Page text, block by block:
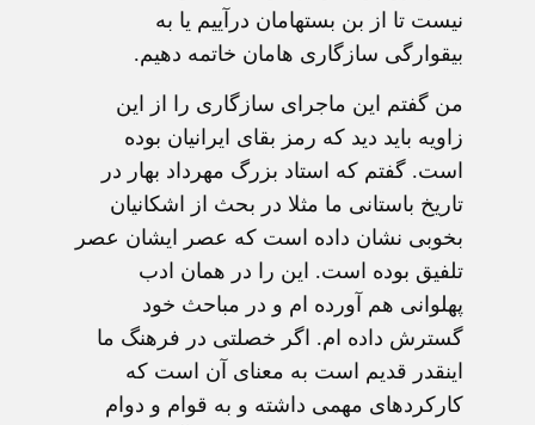
نیست تا از بن بستهامان درآییم یا به
بیقوارگی سازگاری هامان خاتمه دهیم.
من گفتم این ماجرای سازگاری را از این
زاویه باید دید که رمز بقای ایرانیان بوده
است. گفتم که استاد بزرگ مهرداد بهار در
تاریخ باستانی ما مثلا در بحث از اشکانیان
بخوبی نشان داده است که عصر ایشان عصر
تلفیق بوده است. این را در همان ادب
پهلوانی هم آورده ام و در مباحث خود
گسترش داده ام. اگر خصلتی در فرهنگ ما
اینقدر قدیم است به معنای آن است که
کارکردهای مهمی داشته و به قوام و دوام